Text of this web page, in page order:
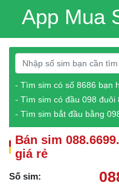
App Mua
- Tìm sim có số 8686 bạn
- Tìm sim có đầu 098 đuôi
- Tìm sim bắt đầu bằng
Bán sim
giá rẻ
Số sim: